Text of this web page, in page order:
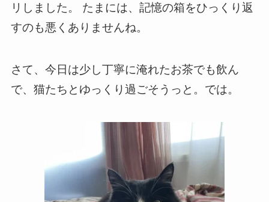
リしました。 たまには、記憶の箱をひっくり返
すのも悪くありませんね。
さて、今日は少し丁寧に淹れたお茶でも飲ん
で、猫たちとゆっくり過ごそうっと。では。